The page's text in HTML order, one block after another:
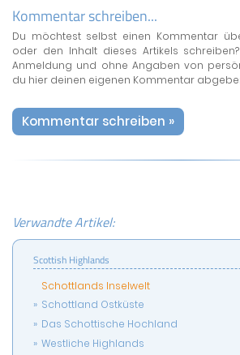
Kommentar schreiben...
Du möchtest selbst einen Kommentar
oder den Inhalt dieses Artikels
Anmeldung und ohne Angaben von
du hier deinen eigenen Kommentar
Kommentar schreiben »
Verwandte Artikel:
Scottish Highlands
Schottlands Inselwelt
Schottland Ostküste
Das Schottische Hochland
Westliche Highlands